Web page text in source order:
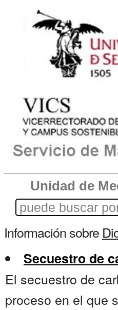
Unidad de
Información sobre
Secuestro de
El secuestro de
proceso en el que